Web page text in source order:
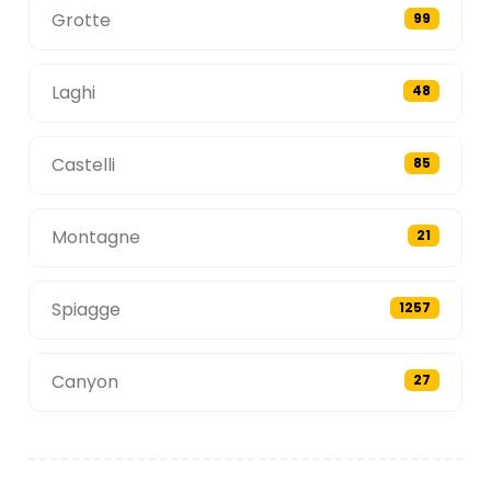
Grotte 99
Laghi 48
Castelli 85
Montagne 21
Spiagge 1257
Canyon 27